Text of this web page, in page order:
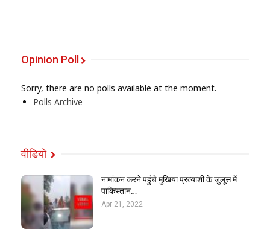
Opinion Poll
Sorry, there are no polls available at the moment.
Polls Archive
वीडियो
नामांकन करने पहुंचे मुखिया प्रत्याशी के जुलूस में
पाकिस्तान…
Apr 21, 2022